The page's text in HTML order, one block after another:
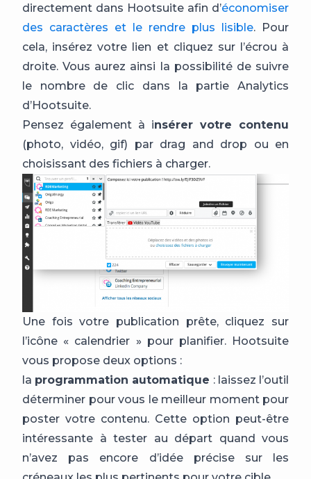
directement dans Hootsuite afin d’économiser
des caractères et le rendre plus lisible. Pour
cela, insérez votre lien et cliquez sur l’écrou à
droite. Vous aurez ainsi la possibilité de suivre
le nombre de clic dans la partie Analytics
d’Hootsuite.
Pensez également à insérer votre contenu
(photo, vidéo, gif) par drag and drop ou en
choisissant des fichiers à charger.
Une fois votre publication prête, cliquez sur
l’icône « calendrier » pour planifier. Hootsuite
vous propose deux options :
la programmation automatique : laissez l’outil
déterminer pour vous le meilleur moment pour
poster votre contenu. Cette option peut-être
intéressante à tester au départ quand vous
n’avez pas encore d’idée précise sur les